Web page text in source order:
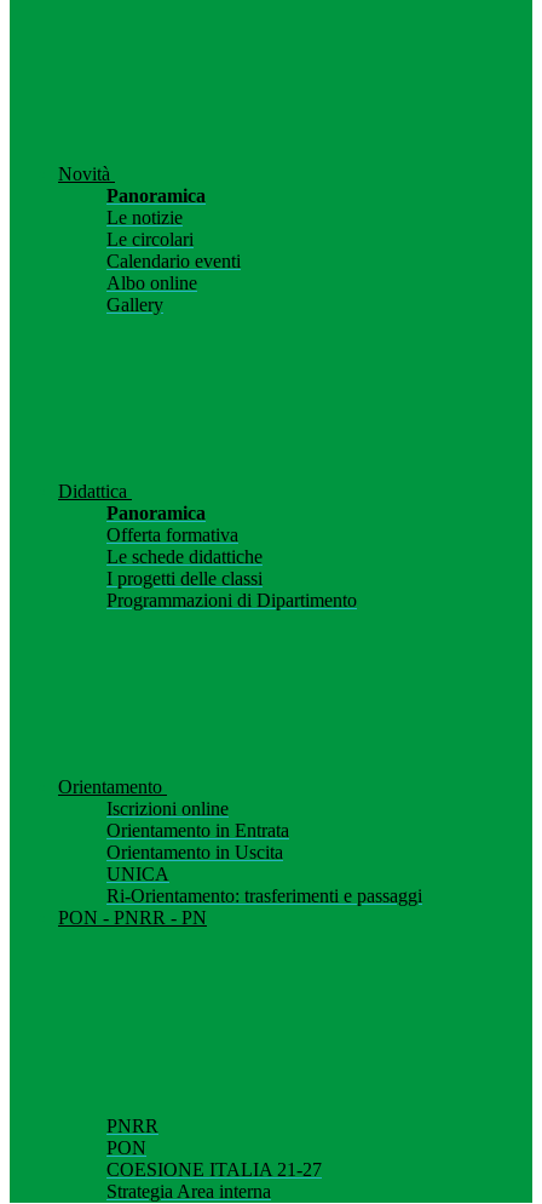
Novità
Panoramica
Le notizie
Le circolari
Calendario eventi
Albo online
Gallery
Didattica
Panoramica
Offerta formativa
Le schede didattiche
I progetti delle classi
Programmazioni di Dipartimento
Orientamento
Iscrizioni online
Orientamento in Entrata
Orientamento in Uscita
UNICA
Ri-Orientamento: trasferimenti e passaggi
PON - PNRR - PN
PNRR
PON
COESIONE ITALIA 21-27
Strategia Area interna